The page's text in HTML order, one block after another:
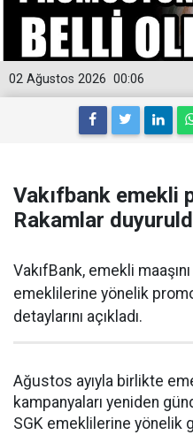
00:06
02 Ağustos 2026
Vakıfbank emekli
Rakamlar
VakıfBank, emekli
emeklilerine yönelik
detaylarını açıkladı.
Ağustos ayıyla birlikte
kampanyaları yeniden
SGK emeklilerine yönelik